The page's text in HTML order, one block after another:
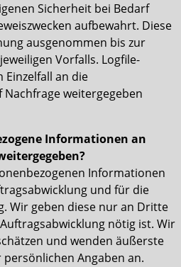
Sicherheit bei Bedarf
aufbewahrt. Diese
ausgenommen bis zur
Vorfalls. Logfile-
an die
weitergegeben
Informationen an
Informationen
und für die
Wir geben diese nur an Dritte
nötig ist. Wir
und wenden äußerste
Angaben an.